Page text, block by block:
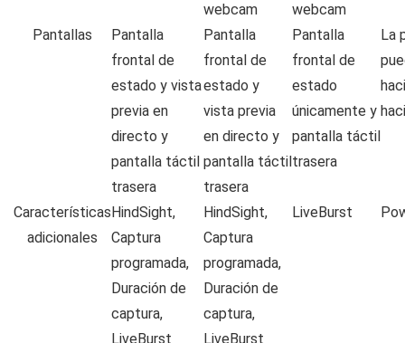
webcam
webcam
Pantallas
Pantalla
frontal de
estado y vista
previa en
directo y
pantalla táctil
trasera
Pantalla
frontal de
estado y
vista previa
en directo y
pantalla táctil
trasera
Pantalla
frontal de
estado
únicamente y
pantalla táctil
trasera
La
Características
adicionales
HindSight,
Captura
programada,
Duración de
captura,
LiveBurst
HindSight,
Captura
programada,
Duración de
captura,
LiveBurst
LiveBurst